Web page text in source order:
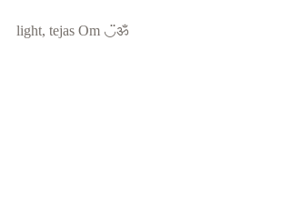
light, tejas Om ◡̈ॐ ⠀